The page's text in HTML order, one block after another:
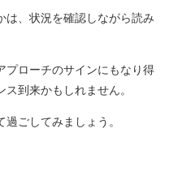
は、状況を確認しながら読み
プローチのサインにもなり得
到来かもしれません。
ごしてみましょう。